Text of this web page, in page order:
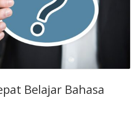
Belajar Bahasa